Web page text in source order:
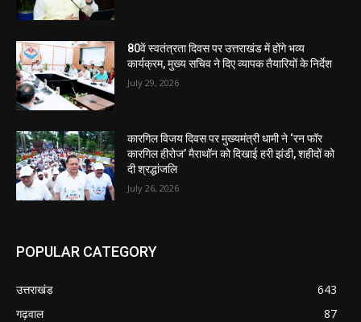
80वें स्वतंत्रता दिवस पर उत्तराखंड में होंगे भव्य
कार्यक्रम, मुख्य सचिव ने दिए व्यापक तैयारियों के निर्देश
July 29, 2026
कारगिल विजय दिवस पर मुख्यमंत्री धामी ने ‘रन फॉर
कारगिल हीरोज’ मैराथॉन को दिखाई हरी झंडी, शहीदों को
दी श्रद्धांजलि
July 26, 2026
POPULAR CATEGORY
उत्तराखंड
643
गढ़वाल
87